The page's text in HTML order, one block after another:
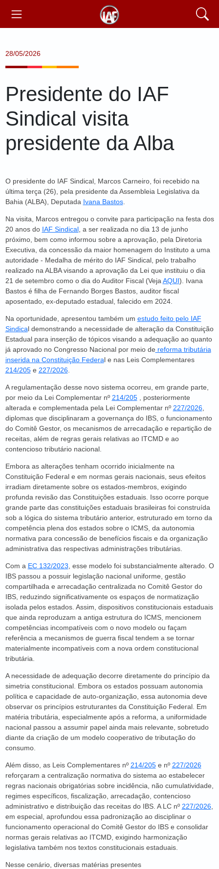
28/05/2026
Presidente do IAF
Sindical visita
presidente da Alba
O presidente do IAF Sindical, Marcos Carneiro, foi recebido na
última terça (26), pela presidente da Assembleia Legislativa da
Bahia (ALBA), Deputada Ivana Bastos.
Na visita, Marcos entregou o convite para participação na festa dos
20 anos do IAF Sindical, a ser realizada no dia 13 de junho
próximo, bem como informou sobre a aprovação, pela Diretoria
Executiva, da concessão da maior homenagem do Instituto a uma
autoridade - Medalha de mérito do IAF Sindical, pelo trabalho
realizado na ALBA visando a aprovação da Lei que instituiu o dia
21 de setembro como o dia do Auditor Fiscal (Veja AQUI). Ivana
Bastos é filha de Fernando Borges Bastos, auditor fiscal
aposentado, ex‑deputado estadual, falecido em 2024.
Na oportunidade, apresentou também um estudo feito pelo IAF
Sindical demonstrando a necessidade de alteração da Constituição
Estadual para inserção de tópicos visando a adequação ao quanto
já aprovado no Congresso Nacional por meio de reforma tributária
inserida na Constituição Federal e nas Leis Complementares
214/205e 227/2026.
A regulamentação desse novo sistema ocorreu, em grande parte,
por meio da Lei Complementar nº 214/205, posteriormente
alterada e complementada pela Lei Complementar nº 227/2026,
diplomas que disciplinaram a governança do IBS, o funcionamento
do Comitê Gestor, os mecanismos de arrecadação e repartição de
receitas, além de regras gerais relativas ao ITCMD e ao
contencioso tributário nacional.
Embora as alterações tenham ocorrido inicialmente na
Constituição Federal e em normas gerais nacionais, seus efeitos
irradiam diretamente sobre os estados-membros, exigindo
profunda revisão das Constituições estaduais. Isso ocorre porque
grande parte das constituições estaduais brasileiras foi construída
sob a lógica do sistema tributário anterior, estruturado em torno da
competência plena dos estados sobre o ICMS, da autonomia
normativa para concessão de benefícios fiscais e da organização
administrativa das respectivas administrações tributárias.
Com a EC 132/2023 , esse modelo foi substancialmente alterado. O
IBS passou a possuir legislação nacional uniforme, gestão
compartilhada e arrecadação centralizada no Comitê Gestor do
IBS, reduzindo significativamente os espaços de normatização
isolada pelos estados. Assim, dispositivos constitucionais estaduais
que ainda reproduzam a antiga estrutura do ICMS, mencionem
competências incompatíveis com o novo modelo ou façam
referência a mecanismos de guerra fiscal tendem a se tornar
materialmente incompatíveis com a nova ordem constitucional
tributária.
A necessidade de adequação decorre diretamente do princípio da
simetria constitucional. Embora os estados possuam autonomia
política e capacidade de auto-organização, essa autonomia deve
observar os princípios estruturantes da Constituição Federal. Em
matéria tributária, especialmente após a reforma, a uniformidade
nacional passou a assumir papel ainda mais relevante, sobretudo
diante da criação de um modelo cooperativo de tributação do
consumo.
Além disso, as Leis Complementares nº 214/205e nº 227/2026
reforçaram a centralização normativa do sistema ao estabelecer
regras nacionais obrigatórias sobre incidência, não cumulatividade,
regimes específicos, fiscalização, arrecadação, contencioso
administrativo e distribuição das receitas do IBS. A LC nº 227/2026,
em especial, aprofundou essa padronização ao disciplinar o
funcionamento operacional do Comitê Gestor do IBS e consolidar
normas gerais relativas ao ITCMD, exigindo harmonização
legislativa também nos textos constitucionais estaduais.
Nesse cenário, diversas matérias presentes